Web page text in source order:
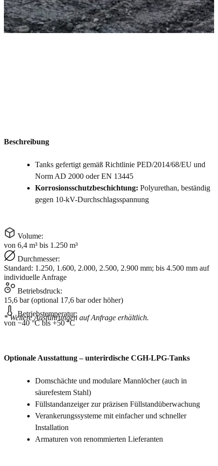
Beschreibung
Tanks gefertigt gemäß Richtlinie PED/2014/68/EU und
Norm AD 2000 oder EN 13445
Korrosionsschutzbeschichtung: Polyurethan, beständig
gegen 10-kV-Durchschlagsspannung
Volume:
von 6,4 m³ bis 1.250 m³
Durchmesser:
Standard: 1.250, 1.600, 2.000, 2.500, 2.900 mm; bis 4.500 mm auf
individuelle Anfrage
Betriebsdruck:
15,6 bar (optional 17,6 bar oder höher)
Betriebstemperatur:
von −40 °C bis +50 °C
* Weitere Ausführungen auf Anfrage erhältlich.
Optionale Ausstattung – unterirdische CGH-LPG-Tanks
Domschächte und modulare Mannlöcher (auch in
säurefestem Stahl)
Füllstandanzeiger zur präzisen Füllstandüberwachung
Verankerungssysteme mit einfacher und schneller
Installation
Armaturen von renommierten Lieferanten